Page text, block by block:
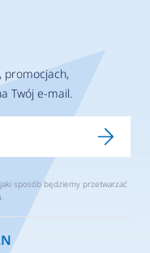
promocjach,
Twój e-mail.
sposób będziemy przetwarzać